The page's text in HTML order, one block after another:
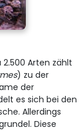
Arten zählt
) zu der
der
es sich bei den
Allerdings
Diese